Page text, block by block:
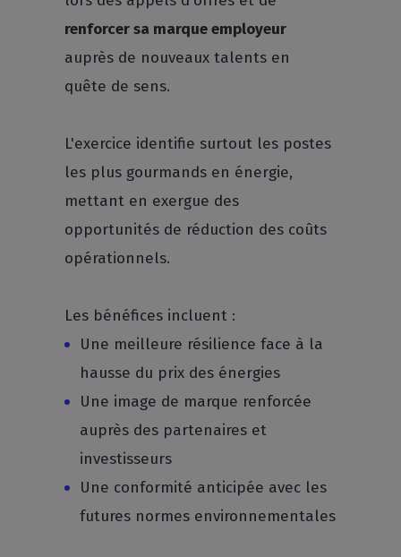
renforcer sa marque employeur
auprès de nouveaux talents en
quête de sens.
L'exercice identifie surtout les postes
les plus gourmands en énergie,
mettant en exergue des
opportunités de réduction des coûts
opérationnels.
Les bénéfices incluent :
Une meilleure résilience face à la
hausse du prix des énergies
Une image de marque renforcée
auprès des partenaires et
investisseurs
Une conformité anticipée avec les
futures normes environnementales